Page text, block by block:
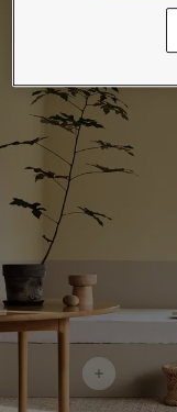
ค้นหาร้านตัวแทนจำห
เอกสารผลิตภัณฑ์
เอกสารข้อมูลทางเทคนิค
Soulful Spaces - คอล